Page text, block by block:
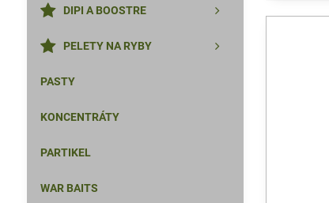
DIPI A BOOSTRE
PELETY NA RYBY
PASTY
KONCENTRÁTY
PARTIKEL
WAR BAITS